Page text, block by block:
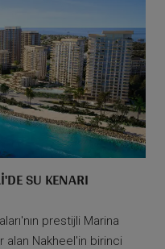
SU KENARI
prestijli Marina
Nakheel'in birinci